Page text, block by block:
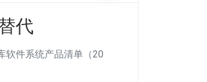
代
软件系统产品清单（20